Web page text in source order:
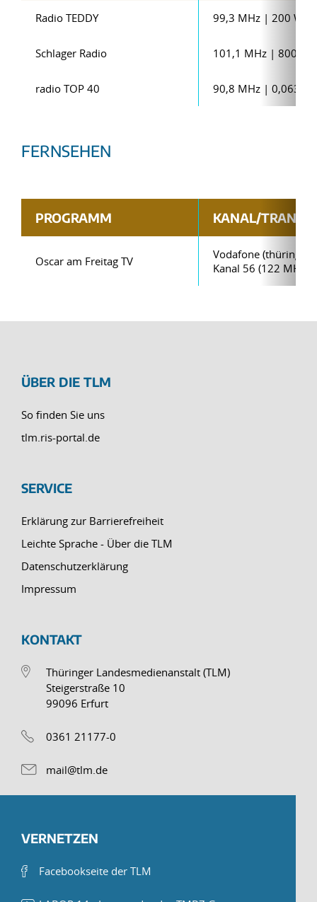
Radio TEDDY 99,3 MHz | 200 W
Schlager Radio 101,1 MHz | 800 W
radio TOP 40 90,8 MHz | 0,063
FERNSEHEN
PROGRAMM KANAL/
Oscar am Freitag TV
Vodafone
Kanal 56 (122 MHz)
ÜBER DIE TLM
So finden Sie uns
tlm.ris-portal.de
SERVICE
Erklärung zur Barrierefreiheit
Leichte Sprache - Über die TLM
Datenschutzerklärung
Impressum
KONTAKT
Thüringer Landesmedienanstalt (TLM)
Steigerstraße 10
99096 Erfurt
0361 21177-0
mail@tlm.de
VERNETZEN
Facebookseite der TLM